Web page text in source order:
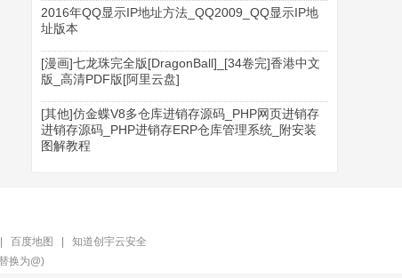
2016年QQ显示IP地址方法_QQ2009_QQ显示IP地
址版本
[漫画]七龙珠完全版[DragonBall]_[34卷完]香港中文
版_高清PDF版[阿里云盘]
[其他]仿金蝶V8多仓库进销存源码_PHP网页进销存
进销存源码_PHP进销存ERP仓库管理系统_附安装
图解教程
| 百度地图 | 知道创宇云安全
换为@)‍